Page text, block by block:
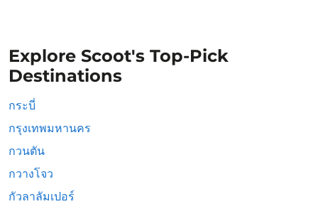
Explore Scoot's Top-Pick
Destinations
กระบี่
กรุงเทพมหานคร
กวนตัน
กวางโจว
กัวลาลัมเปอร์